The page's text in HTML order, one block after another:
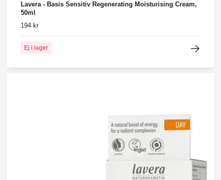
Lavera - Basis Sensitiv Regenerating Moisturising Cream,
50ml
194 kr
Ej i lager